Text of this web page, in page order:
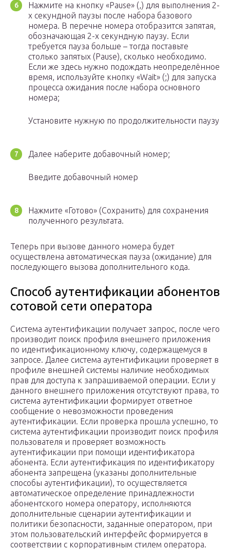
Нажмите на кнопку «Pause» (,) для выполнения 2-
х секундной паузы после набора базового
номера. В перечне номера отобразится запятая,
обозначающая 2-х секундную паузу. Если
требуется пауза больше – тогда поставьте
столько запятых (Pause), сколько необходимо.
Если же здесь нужно подождать неопределённое
время, используйте кнопку «Wait» (;) для запуска
процесса ожидания после набора основного
номера;
Установите нужную по продолжительности паузу
Далее наберите добавочный номер;
Введите добавочный номер
Нажмите «Готово» (Сохранить) для сохранения
полученного результата.
Теперь при вызове данного номера будет
осуществлена автоматическая пауза (ожидание) для
последующего вызова дополнительного кода.
Способ аутентификации абонентов
сотовой сети оператора
Система аутентификации получает запрос, после чего
производит поиск профиля внешнего приложения
по идентификационному ключу, содержащемуся в
запросе. Далее система аутентификации проверяет в
профиле внешней системы наличие необходимых
прав для доступа к запрашиваемой операции. Если у
данного внешнего приложения отсутствуют права, то
система аутентификации формирует ответное
сообщение о невозможности проведения
аутентификации. Если проверка прошла успешно, то
система аутентификации производит поиск профиля
пользователя и проверяет возможность
аутентификации при помощи идентификатора
абонента. Если аутентификация по идентификатору
абонента запрещена (указаны дополнительные
способы аутентификации), то осуществляется
автоматическое определение принадлежности
абонентского номера оператору, исполняются
дополнительные сценарии аутентификации и
политики безопасности, заданные оператором, при
этом пользовательский интерфейс формируется в
соответствии с корпоративным стилем оператора.